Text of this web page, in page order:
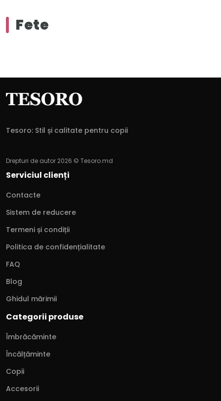
Fete
Tesoro: Stil și calitate pentru copii
Drepturi de autor 2026 © Tesoro.md
Serviciul clienți
Contacte
Sistem de reducere
Termeni și condiții
Politica de confidențialitate
FAQ
Blog
Ghidul mărimii
Categorii produse
Îmbrăcăminte
Încălțăminte
Copii
Accesorii